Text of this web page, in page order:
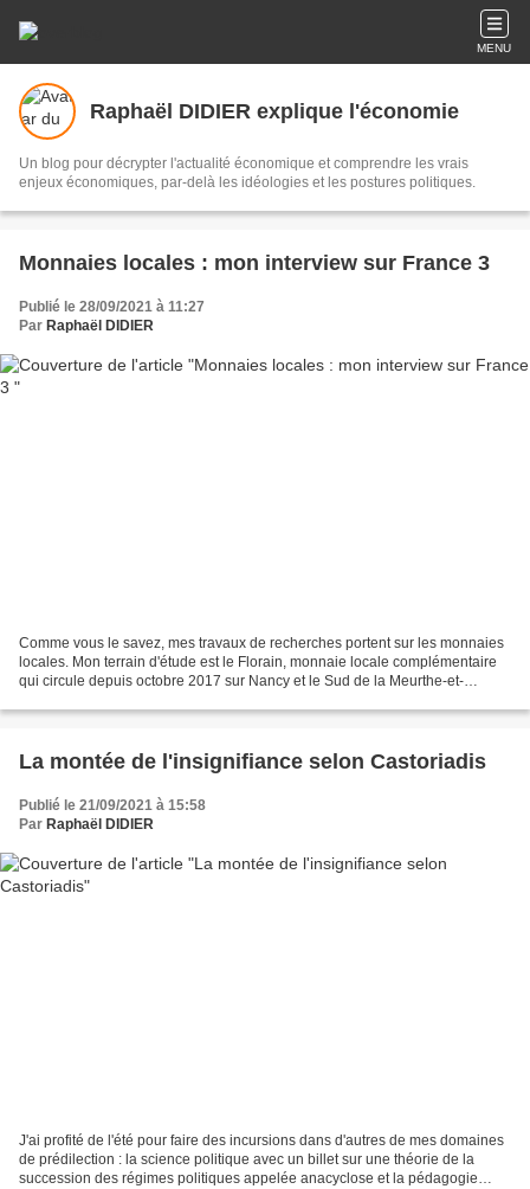
MENU
Raphaël DIDIER explique l'économie
Un blog pour décrypter l'actualité économique et comprendre les vrais
enjeux économiques, par-delà les idéologies et les postures politiques.
Monnaies locales : mon interview sur France 3
Publié le 28/09/2021 à 11:27
Par Raphaël DIDIER
Comme vous le savez, mes travaux de recherches portent sur les monnaies
locales. Mon terrain d'étude est le Florain, monnaie locale complémentaire
qui circule depuis octobre 2017 sur Nancy et le Sud de la Meurthe-et-
La montée de l'insignifiance selon Castoriadis
Publié le 21/09/2021 à 15:58
Par Raphaël DIDIER
J'ai profité de l'été pour faire des incursions dans d'autres de mes domaines
de prédilection : la science politique avec un billet sur une théorie de la
succession des régimes politiques appelée anacyclose et la pédagogie